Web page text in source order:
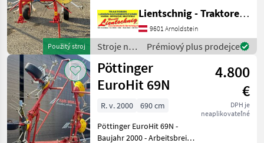
Použitý stroj
Modells HIT 470, Baujahr
2010, mit einer
Arbeitsbreite von 470 cm.
Der Kreiselheuer ver
Lientschnig - Traktoren und Landmaschinentechnik
9601 Arnoldstein
Stroje na
zber
objemových
krmív /
Pöttinger
Prémiový plus prodejce
Pöttinger
EuroHit 69N
4.800
€
DPH je
neaplikovateľné
R. v. 2000
690 cm
Pöttinger EuroHit 69N -
Baujahr 2000 - Arbeitsbreite